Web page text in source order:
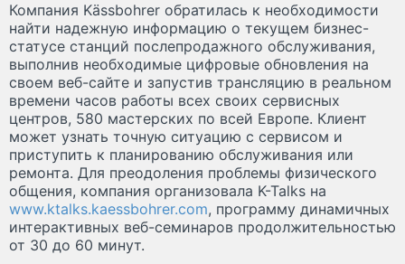
Компания Kässbohrer обратилась к необходимости
найти надежную информацию о текущем бизнес-
статусе станций послепродажного обслуживания,
выполнив необходимые цифровые обновления на
своем веб-сайте и запустив трансляцию в реальном
времени часов работы всех своих сервисных
центров, 580 мастерских по всей Европе. Клиент
может узнать точную ситуацию с сервисом и
приступить к планированию обслуживания или
ремонта. Для преодоления проблемы физического
общения, компания организовала K-Talks на
www.ktalks.kaessbohrer.com, программу динамичных
интерактивных веб-семинаров продолжительностью
от 30 до 60 минут.